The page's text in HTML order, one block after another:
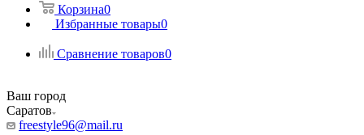
Корзина0
Избранные товары0
Сравнение товаров0
Ваш город
Саратов
freestyle96@mail.ru